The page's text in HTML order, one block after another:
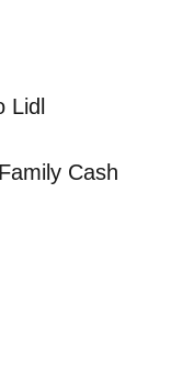
Lidl
Cash